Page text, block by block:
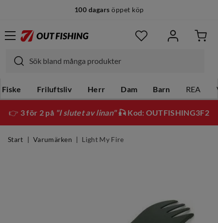
100 dagars öppet köp
Fiske Friluftsliv Herr Dam Barn REA
👉 3 för 2 på "I slutet av linan"🎣 Kod: OUTFISHING3F2
Start Varumärken Light My Fire